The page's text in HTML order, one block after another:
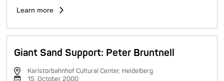
Learn more
Giant Sand Support: Peter Bruntnell
Karlstorbahnhof Cultural Center, Heidelberg
15. October 2000